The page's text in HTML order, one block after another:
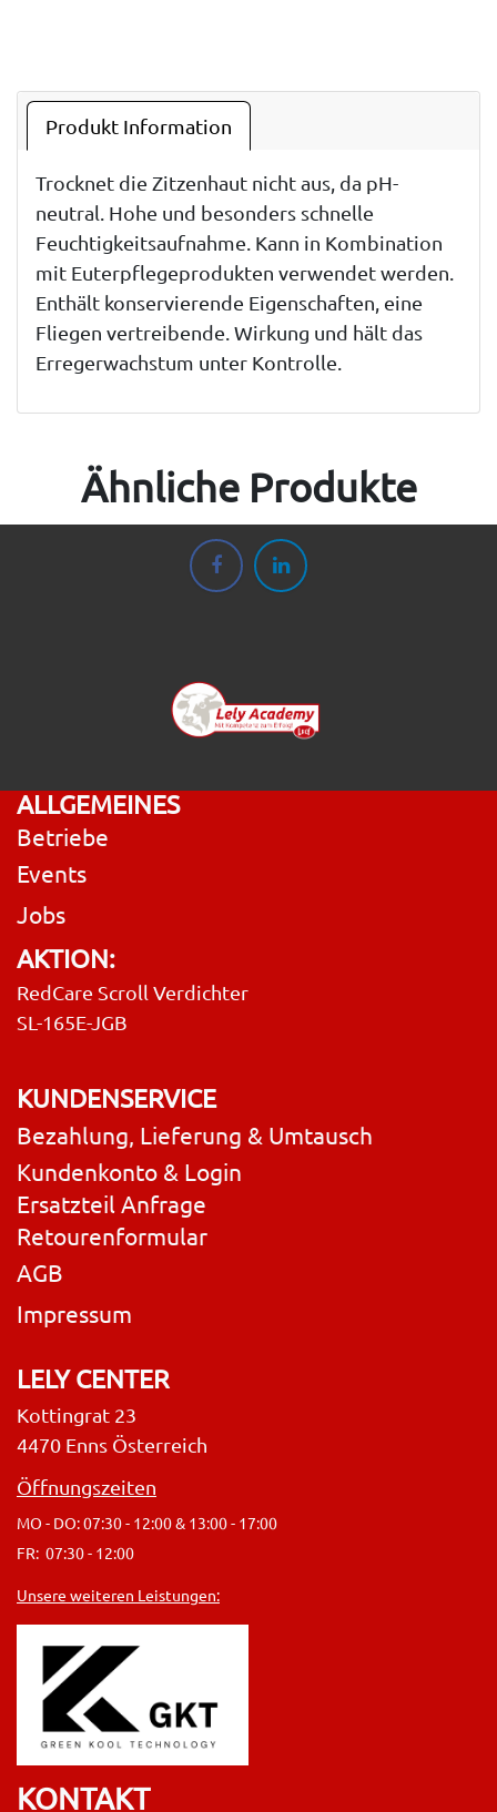
Produkt Information
Trocknet die Zitzenhaut nicht aus, da pH-
neutral. Hohe und besonders schnelle
Feuchtigkeitsaufnahme. Kann in Kombination
mit Euterpflegeprodukten verwendet werden.
Enthält konservierende Eigenschaften, eine
Fliegen vertreibende. Wirkung und hält das
Erregerwachstum unter Kontrolle.
Ähnliche Produkte
ALLGEMEINES
Betriebe
Events
Jobs
AKTION:
RedCare Scroll Verdichter
SL-165E-JGB
KUNDENSERVICE
Bezahlung, Lieferung & Umtausch
Kundenkonto & Login
Ersatzteil Anfrage
Retourenformular
AGB
Impressum
LELY CENTER
Kottingrat 23
4470 Enns Österreich
Öffnungszeiten
MO - DO: 07:30 - 12:00 & 13:00 - 17:00
FR: 07:30 - 12:00
Unsere weiteren Leistungen:
KONTAKT